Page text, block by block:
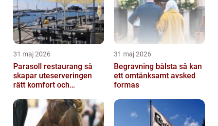
31 maj 2026
Parasoll restaurang så
skapar uteserveringen
rätt komfort och
31 maj 2026
Begravning bålsta så kan
ett omtänksamt avsked
formas